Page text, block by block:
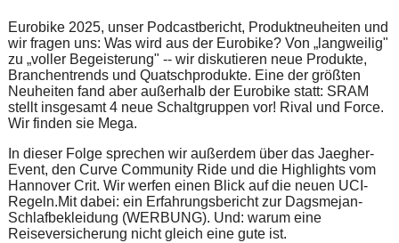
Eurobike 2025, unser Podcastbericht, Produktneuheiten und
wir fragen uns: Was wird aus der Eurobike? Von „langweilig"
zu „voller Begeisterung" -- wir diskutieren neue Produkte,
Branchentrends und Quatschprodukte. Eine der größten
Neuheiten fand aber außerhalb der Eurobike statt: SRAM
stellt insgesamt 4 neue Schaltgruppen vor! Rival und Force.
Wir finden sie Mega.
In dieser Folge sprechen wir außerdem über das Jaegher-
Event, den Curve Community Ride und die Highlights vom
Hannover Crit. Wir werfen einen Blick auf die neuen UCI-
Regeln.Mit dabei: ein Erfahrungsbericht zur Dagsmejan-
Schlafbekleidung (WERBUNG). Und: warum eine
Reiseversicherung nicht gleich eine gute ist.